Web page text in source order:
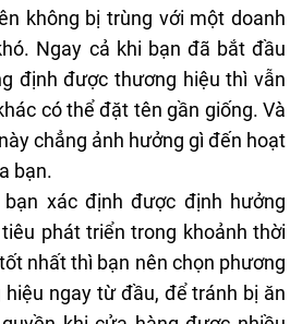
không bị trùng với một doanh
Ngay cả khi bạn đã bắt đầu
định được thương hiệu thì vẫn
có thể đặt tên gần giống. Và
chẳng ảnh hưởng gì đến hoạt
bạn.
xác định được định hưởng
phát triển trong khoảnh thời
nhất thì bạn nên chọn phương
ngay từ đầu, để tránh bị ăn